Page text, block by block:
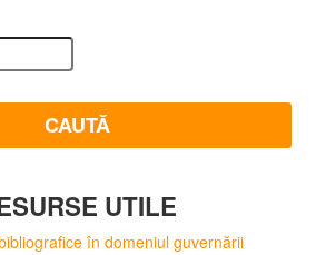
UTILE
în domeniul guvernării